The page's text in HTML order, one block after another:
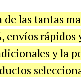
de las tantas
envíos
y la